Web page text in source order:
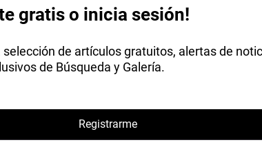
gratis o inicia sesión!
selección de artículos gratuitos, alertas de
de Búsqueda y Galería.
Registrarme